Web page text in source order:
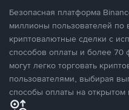
Безопасная платформа
миллионы пользователей по
криптовалютные сделки с
способов оплаты и более 70
могут легко торговать
пользователями, выбирая
способы оплаты на открытом